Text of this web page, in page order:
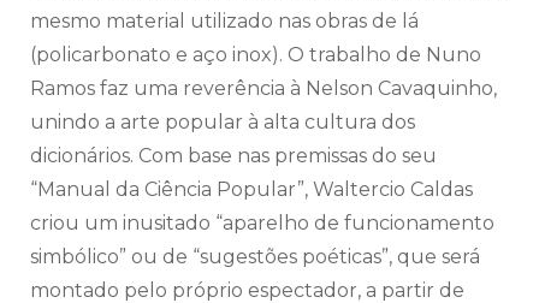
mesmo material utilizado nas obras de lá
(policarbonato e aço inox). O trabalho de Nuno
Ramos faz uma reverência à Nelson Cavaquinho,
unindo a arte popular à alta cultura dos
dicionários. Com base nas premissas do seu
“Manual da Ciência Popular”, Waltercio Caldas
criou um inusitado “aparelho de funcionamento
simbólico” ou de “sugestões poéticas”, que será
montado pelo próprio espectador, a partir de